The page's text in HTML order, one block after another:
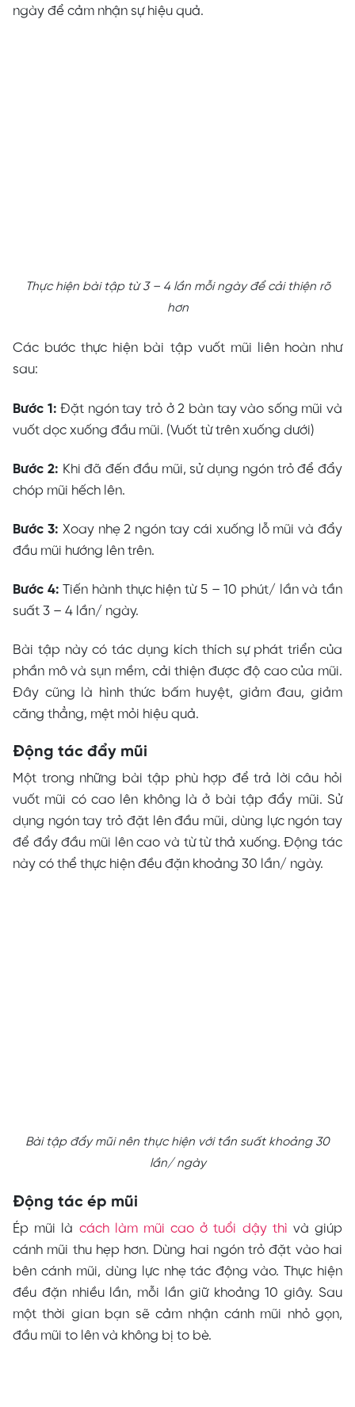
ngày để cảm nhận sự hiệu quả.
Thực hiện bài tập từ 3 – 4 lần mỗi ngày để cải thiện rõ
hơn
Các bước thực hiện bài tập vuốt mũi liên hoàn như
sau:
Bước 1: Đặt ngón tay trỏ ở 2 bàn tay vào sống mũi và
vuốt dọc xuống đầu mũi. (Vuốt từ trên xuống dưới)
Bước 2: Khi đã đến đầu mũi, sử dụng ngón trỏ để đẩy
chóp mũi hếch lên.
Bước 3: Xoay nhẹ 2 ngón tay cái xuống lỗ mũi và đẩy
đầu mũi hướng lên trên.
Bước 4: Tiến hành thực hiện từ 5 – 10 phút/ lần và tần
suất 3 – 4 lần/ ngày.
Bài tập này có tác dụng kích thích sự phát triển của
phần mô và sụn mềm, cải thiện được độ cao của mũi.
Đây cũng là hình thức bấm huyệt, giảm đau, giảm
căng thẳng, mệt mỏi hiệu quả.
Động tác đẩy mũi
Một trong những bài tập phù hợp để trả lời câu hỏi
vuốt mũi có cao lên không là ở bài tập đẩy mũi. Sử
dụng ngón tay trỏ đặt lên đầu mũi, dùng lực ngón tay
để đẩy đầu mũi lên cao và từ từ thả xuống. Động tác
này có thể thực hiện đều đặn khoảng 30 lần/ ngày.
Bài tập đẩy mũi nên thực hiện với tần suất khoảng 30
lần/ ngày
Động tác ép mũi
Ép mũi là cách làm mũi cao ở tuổi dậy thì và giúp
cánh mũi thu hẹp hơn. Dùng hai ngón trỏ đặt vào hai
bên cánh mũi, dùng lực nhẹ tác động vào. Thực hiện
đều đặn nhiều lần, mỗi lần giữ khoảng 10 giây. Sau
một thời gian bạn sẽ cảm nhận cánh mũi nhỏ gọn,
đầu mũi to lên và không bị to bè.